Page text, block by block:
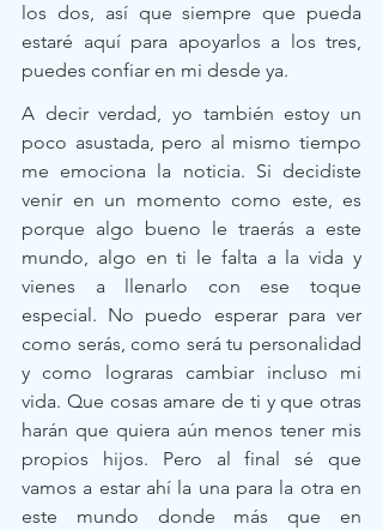
los dos, así que siempre que pueda
estaré aquí para apoyarlos a los tres,
puedes confiar en mi desde ya.
A decir verdad, yo también estoy un
poco asustada, pero al mismo tiempo
me emociona la noticia. Si decidiste
venir en un momento como este, es
porque algo bueno le traerás a este
mundo, algo en ti le falta a la vida y
vienes a llenarlo con ese toque
especial. No puedo esperar para ver
como serás, como será tu personalidad
y como lograras cambiar incluso mi
vida. Que cosas amare de ti y que otras
harán que quiera aún menos tener mis
propios hijos. Pero al final sé que
vamos a estar ahí la una para la otra en
este mundo donde más que en